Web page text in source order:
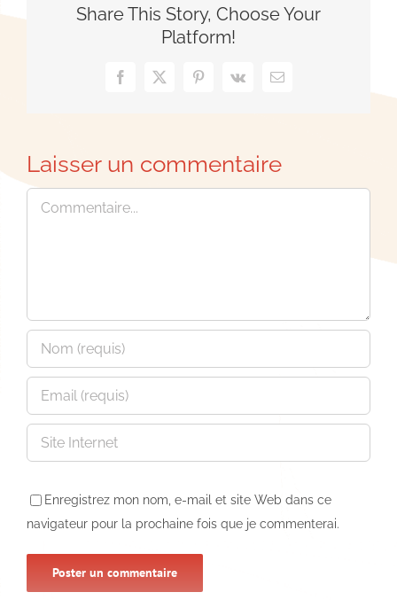
Share This Story, Choose Your
Platform!
Facebook
X Pinterest
Vk Email
Laisser un commentaire
Enregistrez mon nom, e-mail et site Web dans ce
navigateur pour la prochaine fois que je commenterai.